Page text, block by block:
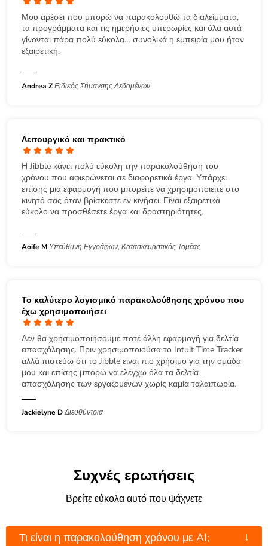
Μου αρέσει που μπορώ να παρακολουθώ τα διαλείμματα,
τα προγράμματα και τις ημερήσιες υπερωρίες και όλα αυτά
γίνονται πάρα πολύ εύκολα… συνολικά η εμπειρία μου ήταν
εξαιρετική.
Andrea ZΕιδικός Σήμανσης Δεδομένων
Λειτουργικό και πρακτικό
Η Jibble κάνει πολύ εύκολη την παρακολούθηση του
χρόνου που αφιερώνεται σε διαφορετικά έργα. Υπάρχει
επίσης μια εφαρμογή που μπορείτε να χρησιμοποιείτε στο
κινητό σας όταν βρίσκεστε εν κινήσει. Είναι εξαιρετικά
εύκολο να προσθέσετε έργα και δραστηριότητες.
Aoife M Υπεύθυνη Εγγράφων, Κατασκευαστικός Τομέας
Το καλύτερο λογισμικό παρακολούθησης χρόνου που
έχω χρησιμοποιήσει
Δεν θα χρησιμοποιήσουμε ποτέ άλλη εφαρμογή για δελτία
απασχόλησης. Πριν χρησιμοποιούσα το Intuit Time Tracker
αλλά πιστεύω ότι το Jibble είναι πιο χρήσιμο για την ομάδα
μου και επίσης μπορώ να ελέγχω όλα τα δελτία
απασχόλησης των εργαζομένων χωρίς καμία ταλαιπωρία.
Jackielyne DΔιευθύντρια
Συχνές ερωτήσεις
Βρείτε εύκολα αυτό που ψάχνετε
Τι είναι η παρακολούθηση χρόνου με AI; ↓